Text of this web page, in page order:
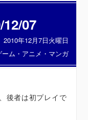
07
2010年12月7日火曜日
ーム・アニメ・マンガ
後者は初プレイで